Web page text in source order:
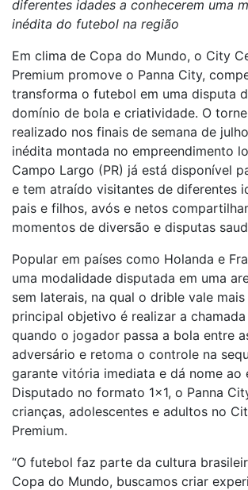
diferentes idades a conhecerem uma
inédita do futebol na região
Em clima de Copa do Mundo, o City
Premium promove o Panna City,
transforma o futebol em uma disputa
domínio de bola e criatividade. O
realizado nos finais de semana de
inédita montada no empreendimento
Campo Largo (PR) já está disponível
e tem atraído visitantes de diferentes
pais e filhos, avós e netos
momentos de diversão e disputas
Popular em países como Holanda e
uma modalidade disputada em uma
sem laterais, na qual o drible vale
principal objetivo é realizar a
quando o jogador passa a bola entre
adversário e retoma o controle na
garante vitória imediata e dá nome ao
Disputado no formato 1×1, o Panna
crianças, adolescentes e adultos no
Premium.
“O futebol faz parte da cultura
Copa do Mundo, buscamos criar